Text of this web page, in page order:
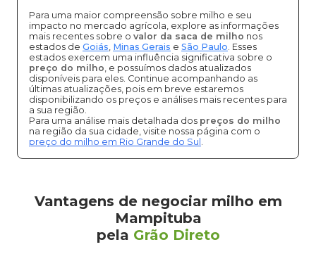
Para uma maior compreensão sobre milho e seu
impacto no mercado agrícola, explore as informações
mais recentes sobre o valor da saca de milho nos
estados de Goiás, Minas Gerais e São Paulo. Esses
estados exercem uma influência significativa sobre o
preço do milho, e possuímos dados atualizados
disponíveis para eles. Continue acompanhando as
últimas atualizações, pois em breve estaremos
disponibilizando os preços e análises mais recentes para
a sua região.
Para uma análise mais detalhada dos preços do milho
na região da sua cidade, visite nossa página com o
preço do milho em Rio Grande do Sul .
Vantagens de negociar milho em
Mampituba
pela Grão Direto